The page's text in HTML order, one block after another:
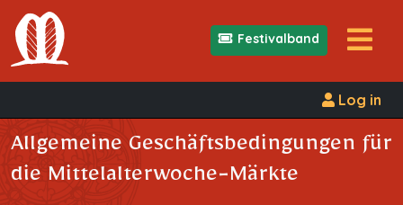
Festivalband
Log in
Allgemeine Geschäftsbedingungen für
die Mittelalterwoche-Märkte